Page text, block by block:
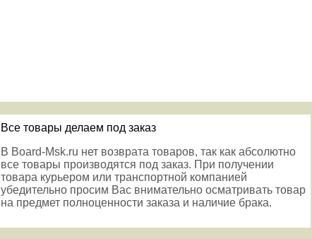
Все товары делаем под заказ
В Board-Msk.ru нет возврата товаров, так как абсолютно
все товары производятся под заказ. При получении
товара курьером или транспортной компанией
убедительно просим Вас внимательно осматривать товар
на предмет полноценности заказа и наличие брака.